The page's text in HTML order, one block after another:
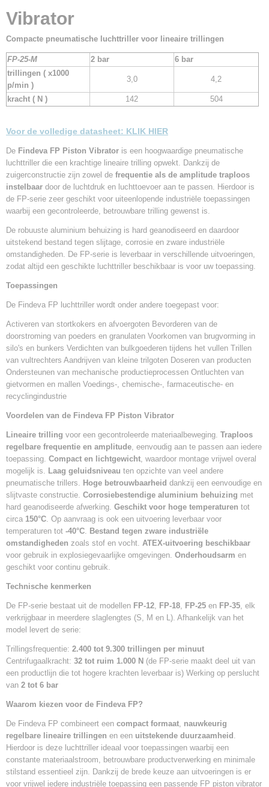
Vibrator
Compacte pneumatische luchttriller voor lineaire trillingen
FP-25-M 2 bar
6 bar
trillingen ( x1000
p/min )
3,0 4,2
kracht ( N ) 142 504
Voor de volledige datasheet: KLIK HIER
De Findeva FP Piston Vibrator is een hoogwaardige pneumatische
luchttriller die een krachtige lineaire trilling opwekt. Dankzij de
zuigerconstructie zijn zowel de frequentie als de amplitude traploos
instelbaar door de luchtdruk en luchttoevoer aan te passen. Hierdoor is
de FP-serie zeer geschikt voor uiteenlopende industriële toepassingen
waarbij een gecontroleerde, betrouwbare trilling gewenst is.
De robuuste aluminium behuizing is hard geanodiseerd en daardoor
uitstekend bestand tegen slijtage, corrosie en zware industriële
omstandigheden. De FP-serie is leverbaar in verschillende uitvoeringen,
zodat altijd een geschikte luchttriller beschikbaar is voor uw toepassing.
Toepassingen
De Findeva FP luchttriller wordt onder andere toegepast voor:
Activeren van stortkokers en afvoergoten Bevorderen van de
doorstroming van poeders en granulaten Voorkomen van brugvorming in
silo's en bunkers Verdichten van bulkgoederen tijdens het vullen Trillen
van vultrechters Aandrijven van kleine trilgoten Doseren van producten
Ondersteunen van mechanische productieprocessen Ontluchten van
gietvormen en mallen Voedings-, chemische-, farmaceutische- en
recyclingindustrie
Voordelen van de Findeva FP Piston Vibrator
Lineaire trilling voor een gecontroleerde materiaalbeweging. Traploos
regelbare frequentie en amplitude, eenvoudig aan te passen aan iedere
toepassing. Compact en lichtgewicht, waardoor montage vrijwel overal
mogelijk is. Laag geluidsniveau ten opzichte van veel andere
pneumatische trillers. Hoge betrouwbaarheid dankzij een eenvoudige en
slijtvaste constructie. Corrosiebestendige aluminium behuizing met
hard geanodiseerde afwerking. Geschikt voor hoge temperaturen tot
circa 150°C. Op aanvraag is ook een uitvoering leverbaar voor
temperaturen tot -40°C. Bestand tegen zware industriële
omstandigheden zoals stof en vocht. ATEX-uitvoering beschikbaar
voor gebruik in explosiegevaarlijke omgevingen. Onderhoudsarm en
geschikt voor continu gebruik.
Technische kenmerken
De FP-serie bestaat uit de modellen FP-12, FP-18, FP-25 en FP-35, elk
verkrijgbaar in meerdere slaglengtes (S, M en L). Afhankelijk van het
model levert de serie:
Trillingsfrequentie: 2.400 tot 9.300 trillingen per minuut
Centrifugaalkracht: 32 tot ruim 1.000 N (de FP-serie maakt deel uit van
een productlijn die tot hogere krachten leverbaar is) Werking op perslucht
van 2 tot 6 bar
Waarom kiezen voor de Findeva FP?
De Findeva FP combineert een compact formaat, nauwkeurig
regelbare lineaire trillingen en een uitstekende duurzaamheid .
Hierdoor is deze luchttriller ideaal voor toepassingen waarbij een
constante materiaalstroom, betrouwbare productverwerking en minimale
stilstand essentieel zijn. Dankzij de brede keuze aan uitvoeringen is er
voor vrijwel iedere industriële toepassing een passende FP piston vibrator